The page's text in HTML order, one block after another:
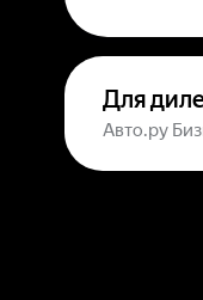
Для
Авто.ру